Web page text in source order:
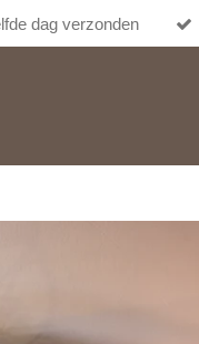
dag verzonden